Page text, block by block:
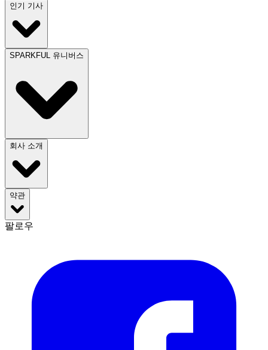
인기 기사
SPARKFUL 유니버스
회사 소개
약관
팔로우